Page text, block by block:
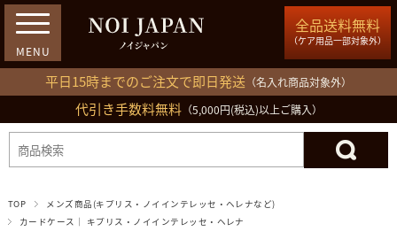
全品送料無料
（ケア用品一部対象外）
平日15時までのご注文で即日発送 （名入れ商品対象外）
代引き手数料無料（5,000円(税込)以上ご購入）
03-5809-1212
ログイン 会員登録 買い物カゴ
TOP
メンズ商品(キプリス・ノイインテレッセ・ヘレナなど)
カードケース｜ キプリス・ノイインテレッセ・ヘレナ